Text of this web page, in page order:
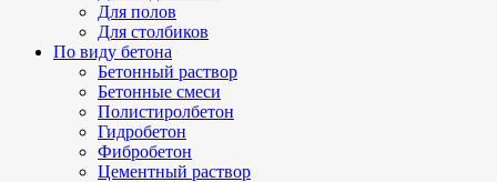
Для полов
Для столбиков
По виду бетона
Бетонный раствор
Бетонные смеси
Полистиролбетон
Гидробетон
Фибробетон
Цементный раствор